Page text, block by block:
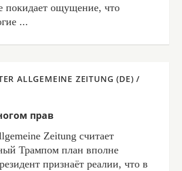
покидает ощущение, что
...
ALLGEMEINE ZEITUNG (DE) /
прав
Zeitung считает
Трампом план вполне
признаёт реалии, что в